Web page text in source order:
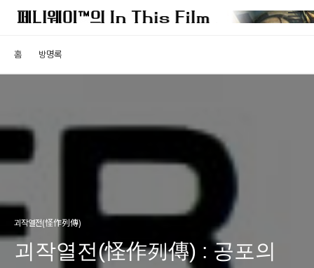
홈 방명록
괴작열전(怪作列傳)
괴작열전(怪作列傳) : 공포의